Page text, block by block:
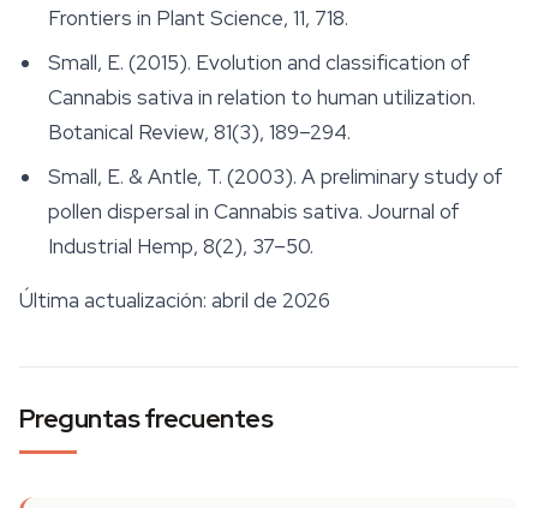
Frontiers in Plant Science, 11, 718.
Small, E. (2015). Evolution and classification of
Cannabis sativa in relation to human utilization.
Botanical Review, 81(3), 189–294.
Small, E. & Antle, T. (2003). A preliminary study of
pollen dispersal in Cannabis sativa. Journal of
Industrial Hemp, 8(2), 37–50.
Última actualización: abril de 2026
Preguntas frecuentes